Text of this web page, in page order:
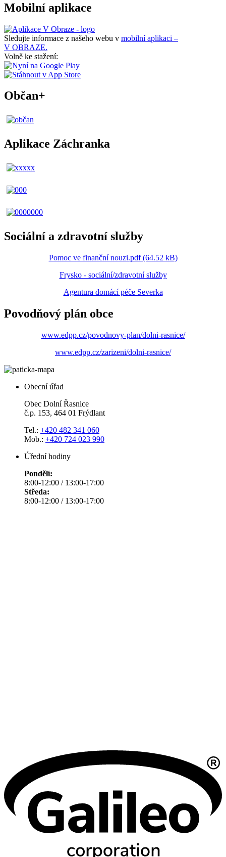
Mobilní aplikace
Sledujte informace z našeho webu v mobilní aplikaci –
V OBRAZE.
Volně ke stažení:
Občan+
Aplikace Záchranka
Sociální a zdravotní služby
Pomoc ve finanční nouzi.pdf (64.52 kB)
Frysko - sociální/zdravotní služby
Agentura domácí péče Severka
Povodňový plán obce
www.edpp.cz/povodnovy-plan/dolni-rasnice/
www.edpp.cz/zarizeni/dolni-rasnice/
Obecní úřad
Obec Dolní Řasnice
č.p. 153, 464 01 Frýdlant
Tel.: +420 482 341 060
Mob.: +420 724 023 990
Úřední hodiny
Pondělí:
8:00-12:00 / 13:00-17:00
Středa:
8:00-12:00 / 13:00-17:00